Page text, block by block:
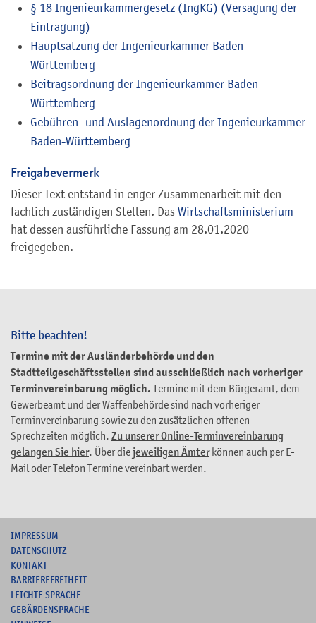
Bitte beachten!
Termine mit der Ausländerbehörde und den
Stadtteilgeschäftsstellen sind ausschließlich nach vorheriger
Terminvereinbarung möglich. Termine mit dem Bürgeramt, dem
Gewerbeamt und der Waffenbehörde sind nach vorheriger
Terminvereinbarung sowie zu den zusätzlichen offenen
Sprechzeiten möglich. Zu unserer Online-Terminvereinbarung
gelangen Sie hier. Über diejeweiligen Ämterkönnen auch per E-
Mail oder Telefon Termine vereinbart werden.
§ 18 Ingenieurkammergesetz (IngKG) (Versagung der
Eintragung)
Hauptsatzung der Ingenieurkammer Baden-
Württemberg
Beitragsordnung der Ingenieurkammer Baden-
Württemberg
Gebühren- und Auslagenordnung der Ingenieurkammer
Baden-Württemberg
Freigabevermerk
Dieser Text entstand in enger Zusammenarbeit mit den
fachlich zuständigen Stellen. Das Wirtschaftsministerium
hat dessen ausführliche Fassung am 28.01.2020
freigegeben.
IMPRESSUM
DATENSCHUTZ
KONTAKT
BARRIEREFREIHEIT
LEICHTE SPRACHE
GEBÄRDENSPRACHE